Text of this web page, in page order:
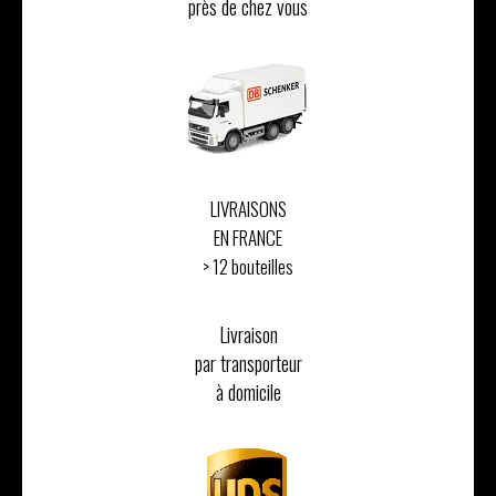
près de chez vous
LIVRAISONS
EN FRANCE
> 12 bouteilles
Livraison
par transporteur
à domicile